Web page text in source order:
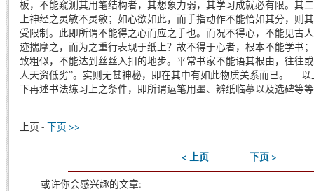
板，不能窥测其用笔结构者，其想象力弱，其学习成就必有限。其
上神经之灵敏不灵敏；如心欲如此，而手指动作不能恰如其分，则
受限制。此即所谓不能得之心而应之手也。而况不得心，不能见古
迹揣摩之，而为之重行表现于纸上？故不得于心者，根本不能学书
致粗似，不能达到丝丝入扣的地步。平常书家不能语其根由，往往
人天资低劣”。实则无甚神秘，即在其中有如此物质关系而已。 以
下再述书法练习上之条件，即所谓运笔用墨、辨纸临摹以及选碑等
上页 - 下页 >>
< 上页 下页 >
或许你会感兴趣的文章: